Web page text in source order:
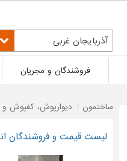
آذربایجان غربی
فروشندگان و مجریان
ساختمون دیوارپوش، کفپوش
لیست قیمت و فروشندگان